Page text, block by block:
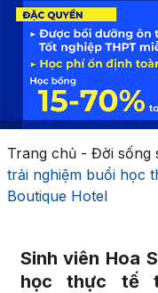
Trang chủ- Đời sống
trải nghiệm buổi học
Boutique Hotel
Sinh viên Hoa
học thực tế